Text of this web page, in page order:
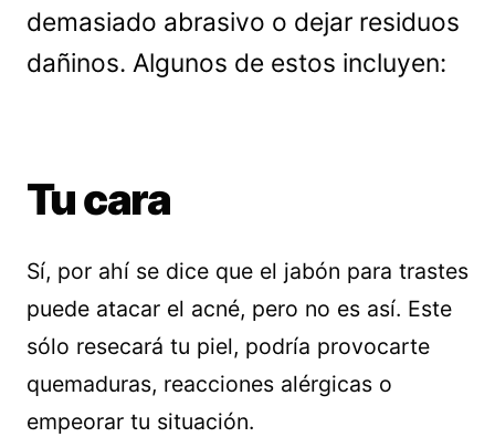
demasiado abrasivo o dejar residuos
dañinos. Algunos de estos incluyen:
Tu cara
Sí, por ahí se dice que el jabón para trastes
puede atacar el acné, pero no es así. Este
sólo resecará tu piel, podría provocarte
quemaduras, reacciones alérgicas o
empeorar tu situación.